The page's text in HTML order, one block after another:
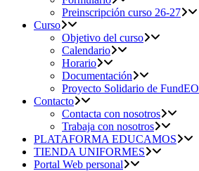
Preinscripción curso 26-27
Curso
Objetivo del curso
Calendario
Horario
Documentación
Proyecto Solidario de FundEO
Contacto
Contacta con nosotros
Trabaja con nosotros
PLATAFORMA EDUCAMOS
TIENDA UNIFORMES
Portal Web personal